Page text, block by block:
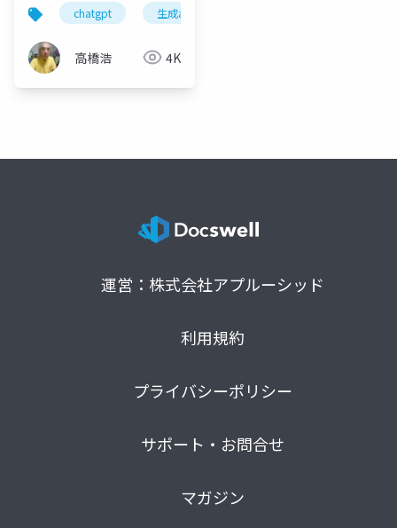
chatgpt 生成aiツール
高橋浩 4K
運営：株式会社アプルーシッド
利用規約
プライバシーポリシー
サポート・お問合せ
マガジン